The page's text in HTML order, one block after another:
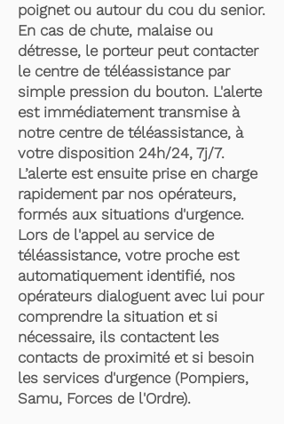
poignet ou autour du cou du senior.
En cas de chute, malaise ou
détresse, le porteur peut contacter
le centre de téléassistance par
simple pression du bouton. L'alerte
est immédiatement transmise à
notre centre de téléassistance, à
votre disposition 24h/24, 7j/7.
L’alerte est ensuite prise en charge
rapidement par nos opérateurs,
formés aux situations d'urgence.
Lors de l'appel au service de
téléassistance, votre proche est
automatiquement identifié, nos
opérateurs dialoguent avec lui pour
comprendre la situation et si
nécessaire, ils contactent les
contacts de proximité et si besoin
les services d'urgence (Pompiers,
Samu, Forces de l'Ordre).